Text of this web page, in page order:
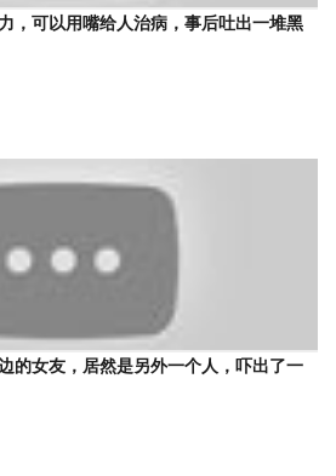
，可以用嘴给人治病，事后吐出一堆黑
的女友，居然是另外一个人，吓出了一